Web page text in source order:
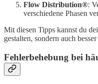
Flow Distribution®:
verschiedene Phasen
Mit diesen Tipps kannst du
gestalten, sondern auch
Fehlerbehebung bei